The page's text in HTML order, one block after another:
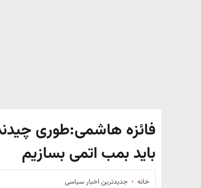
فائزه هاشمی:طوری
باید بمب اتمی بسازیم
خانه جدیدترین اخبار سیاسی